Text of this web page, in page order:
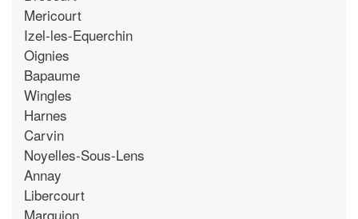
Mericourt
Izel-les-Equerchin
Oignies
Bapaume
Wingles
Harnes
Carvin
Noyelles-Sous-Lens
Annay
Libercourt
Marquion